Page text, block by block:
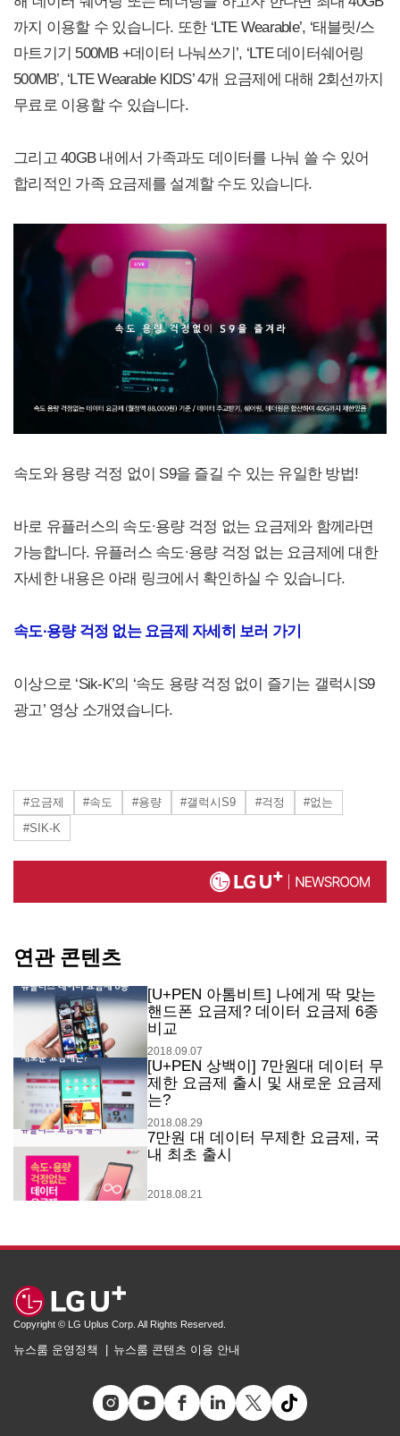
까지 이용할 수 있습니다. 또한 ‘LTE Wearable’, ‘태블릿/스
마트기기 500MB +데이터 나눠쓰기’, ‘LTE 데이터쉐어링
500MB’, ‘LTE Wearable KIDS’ 4개 요금제에 대해 2회선까지
무료로 이용할 수 있습니다.
그리고 40GB 내에서 가족과도 데이터를 나눠 쓸 수 있어
합리적인 가족 요금제를 설계할 수도 있습니다.
속도와 용량 걱정 없이 S9을 즐길 수 있는 유일한 방법!
바로 유플러스의 속도∙용량 걱정 없는 요금제와 함께라면
가능합니다. 유플러스 속도∙용량 걱정 없는 요금제에 대한
자세한 내용은 아래 링크에서 확인하실 수 있습니다.
속도∙용량 걱정 없는 요금제 자세히 보러 가기
이상으로 ‘Sik-K’의 ‘속도 용량 걱정 없이 즐기는 갤럭시S9
광고’ 영상 소개였습니다.
#요금제 #속도 #용량 #갤럭시S9 #걱정
#없는
#SIK-K
연관 콘텐츠
[U+PEN 아톰비트] 나에게 딱 맞는
핸드폰 요금제? 데이터 요금제 6종
비교
2018.09.07
[U+PEN 상백이] 7만원대 데이터 무
제한 요금제 출시 및 새로운 요금제
는?
2018.08.29
7만원 대 데이터 무제한 요금제, 국
내 최초 출시
2018.08.21
Copyright © LG Uplus Corp. All Rights Reserved.
뉴스룸 운영정책 뉴스룸 콘텐츠 이용 안내